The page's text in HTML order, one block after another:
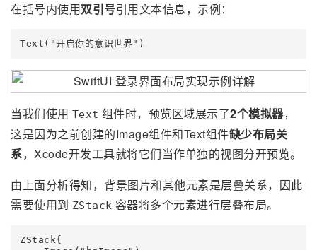
在括号内使用双引号引用文本信息，示例：
当我们使用 Text 组件时，预览区域展示了2个模拟器，
这是因为之前创建的Image组件和Text组件缺少布局关
系，Xcode开发工具就将它们当作单独的视图分开预览。
由上面分析得知，背景图片和其他元素是层叠关系，因此
需要使用到 ZStack 容器将多个元素进行层叠布局。
ZStack{